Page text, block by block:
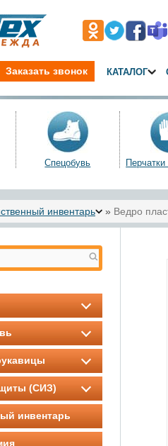
Заказать звонок КАТАЛОГ
Спецобувь
инвентарь » Ведро
(СИЗ)
инвентарь